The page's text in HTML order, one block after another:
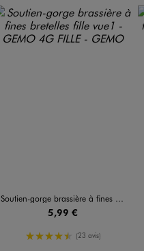
Soutien-gorge brassière à fines bretelles fille
5,99 €
4.5/5 de moyenne
(23 avis)